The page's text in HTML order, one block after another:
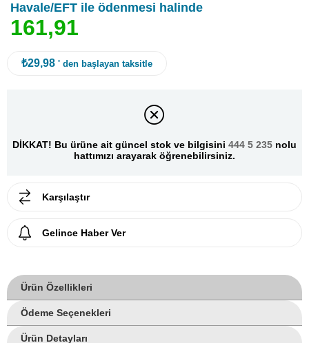
Havale/EFT ile ödenmesi halinde
161,91
₺29,98 ' den başlayan taksitle
DİKKAT! Bu ürüne ait güncel stok ve bilgisini 444 5 235 nolu
hattımızı arayarak öğrenebilirsiniz.
Karşılaştır
Gelince Haber Ver
Ürün Özellikleri
Ödeme Seçenekleri
Ürün Detayları